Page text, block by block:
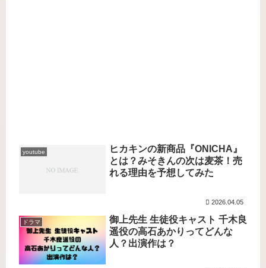
youtube
ヒカキンの新商品『ONICHA』
とは？みそきんの次は麦茶！売
れる理由を予想してみた
2026.04.05
ドラマ
御上先生 生徒役キャスト 千木良
遥役の高石あかりってどんな
人？出演作は？